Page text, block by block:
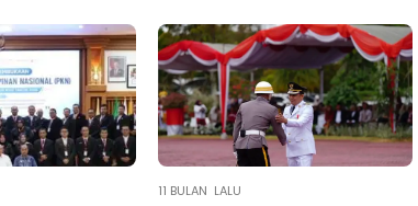
11 BULAN LALU